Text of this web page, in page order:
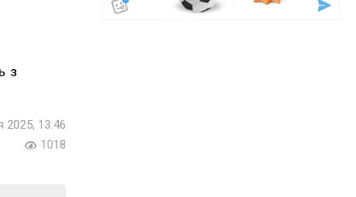
з
2025, 13:46
1018